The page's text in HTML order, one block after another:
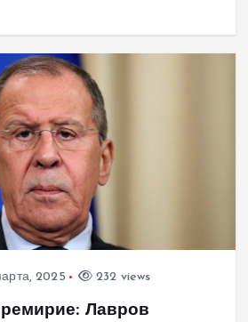
2025 232 views
Лавров